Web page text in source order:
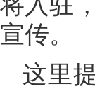
宣传。
这里